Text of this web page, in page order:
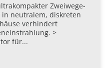
Zweiwege-
in neutralem, diskreten
verhindert
>
für...